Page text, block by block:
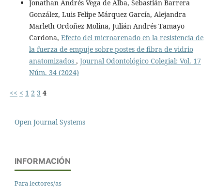
Jonathan Andrés Vega de Alba, Sebastián Barrera
González, Luis Felipe Márquez García, Alejandra
Marleth Ordoñez Molina, Julián Andrés Tamayo
Cardona, Efecto del microarenado en la resistencia de
la fuerza de empuje sobre postes de fibra de vidrio
anatomizados , Journal Odontológico Colegial: Vol. 17
Núm. 34 (2024)
<< < 1 2 3 4
Open Journal Systems
INFORMACIÓN
Para lectores/as